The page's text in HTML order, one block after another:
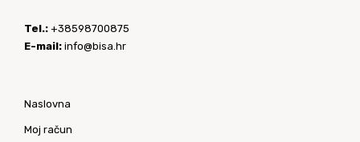
Tel.: +38598700875
E-mail: info@bisa.hr
Naslovna
Moj račun